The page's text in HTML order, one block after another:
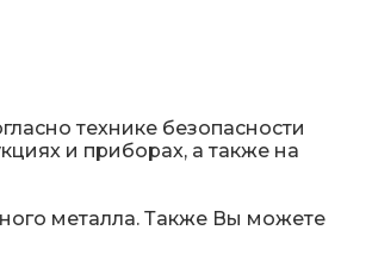
технике безопасности
и приборах, а также на
металла. Также Вы можете